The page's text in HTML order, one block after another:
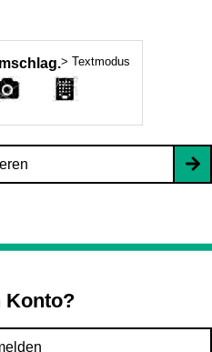
> Textmodus
Konto?